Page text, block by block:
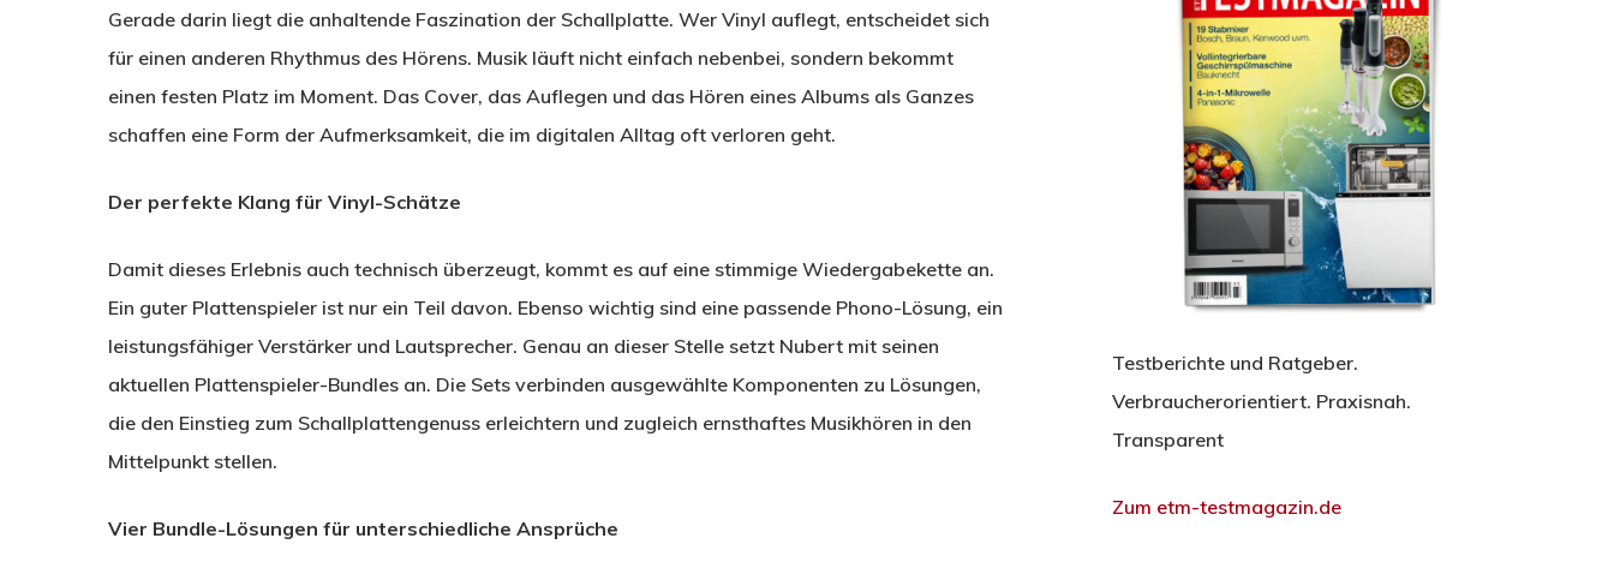
Gerade darin liegt die anhaltende Faszination der Schallplatte. Wer Vinyl auflegt, entscheidet sich
für einen anderen Rhythmus des Hörens. Musik läuft nicht einfach nebenbei, sondern bekommt
einen festen Platz im Moment. Das Cover, das Auflegen und das Hören eines Albums als Ganzes
schaffen eine Form der Aufmerksamkeit, die im digitalen Alltag oft verloren geht.
Der perfekte Klang für Vinyl-Schätze
Damit dieses Erlebnis auch technisch überzeugt, kommt es auf eine stimmige Wiedergabekette an.
Ein guter Plattenspieler ist nur ein Teil davon. Ebenso wichtig sind eine passende Phono-Lösung, ein
leistungsfähiger Verstärker und Lautsprecher. Genau an dieser Stelle setzt Nubert mit seinen
aktuellen Plattenspieler-Bundles an. Die Sets verbinden ausgewählte Komponenten zu Lösungen,
die den Einstieg zum Schallplattengenuss erleichtern und zugleich ernsthaftes Musikhören in den
Mittelpunkt stellen.
Vier Bundle-Lösungen für unterschiedliche Ansprüche
Testberichte und Ratgeber.
Verbraucherorientiert. Praxisnah.
Transparent
Zum etm-testmagazin.de